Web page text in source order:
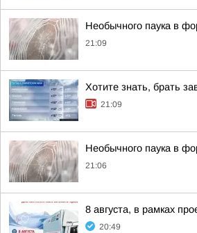
Необычного паука в
21:09
Хотите знать, брать
21:09
Необычного паука в
21:06
8 августа, в рамках
20:49